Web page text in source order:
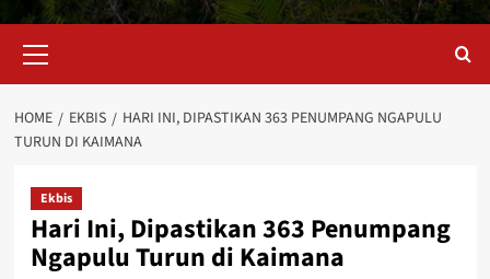
Menu
HOME EKBIS
HARI INI, DIPASTIKAN 363 PENUMPANG NGAPULU
TURUN DI KAIMANA
Ekbis
Hari Ini, Dipastikan 363 Penumpang
Ngapulu Turun di Kaimana